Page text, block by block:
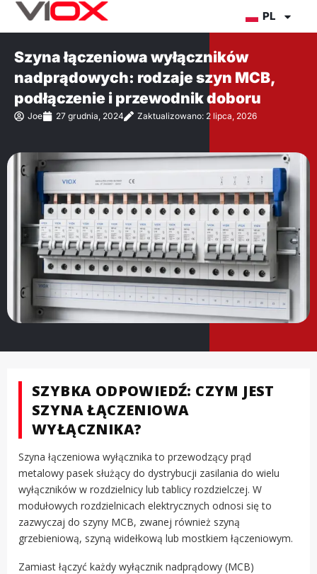
Przejdź
PL
Szyna łączeniowa wyłączników
nadprądowych: rodzaje szyn MCB,
podłączenie i przewodnik doboru
Joe 27 grudnia, 2024 Zaktualizowano: 2 lipca, 2026
SZYBKA ODPOWIEDŹ: CZYM JEST
SZYNA ŁĄCZENIOWA
WYŁĄCZNIKA?
Szyna łączeniowa wyłącznika to przewodzący prąd
metalowy pasek służący do dystrybucji zasilania do wielu
wyłączników w rozdzielnicy lub tablicy rozdzielczej. W
modułowych rozdzielnicach elektrycznych odnosi się to
zazwyczaj do szyny MCB, zwanej również szyną
grzebieniową, szyną widełkową lub mostkiem łączeniowym.
Zamiast łączyć każdy wyłącznik nadprądowy (MCB)